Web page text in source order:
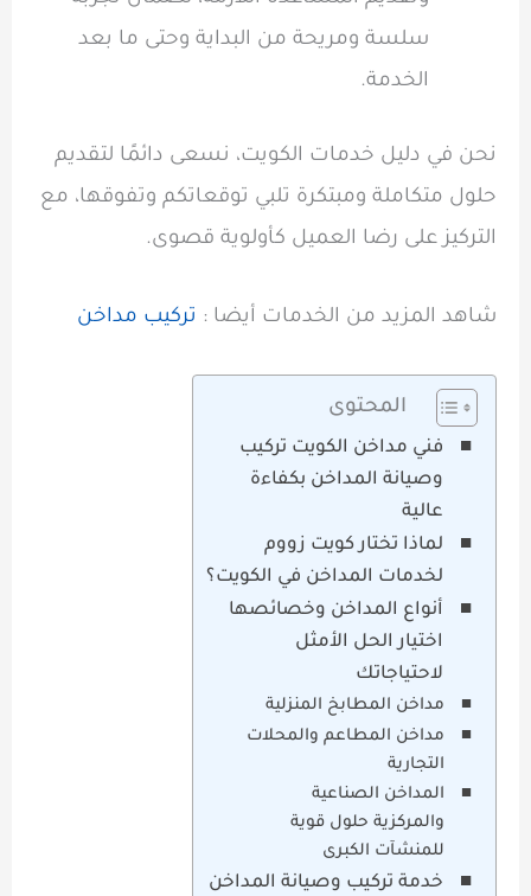
سلسة ومريحة من البداية وحتى ما بعد
الخدمة.
نحن في دليل خدمات الكويت، نسعى دائمًا لتقديم
حلول متكاملة ومبتكرة تلبي توقعاتكم وتفوقها، مع
التركيز على رضا العميل كأولوية قصوى.
شاهد المزيد من الخدمات أيضا : تركيب مداخن
المحتوى
فني مداخن الكويت تركيب
وصيانة المداخن بكفاءة
عالية
لماذا تختار كويت زووم
لخدمات المداخن في الكويت؟
أنواع المداخن وخصائصها
اختيار الحل الأمثل
لاحتياجاتك
مداخن المطابخ المنزلية
مداخن المطاعم والمحلات
التجارية
المداخن الصناعية
والمركزية حلول قوية
للمنشآت الكبرى
خدمة تركيب وصيانة المداخن